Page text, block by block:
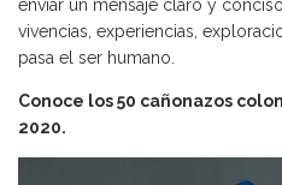
enviar un mensaje claro y
vivencias, experiencias,
pasa el ser humano.
Conoce los 50 cañonazos
2020.